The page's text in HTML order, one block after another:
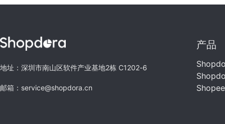
地址：深圳市南山区软件产业基地2栋 C1202-6
邮箱：service@shopdora.cn
产品